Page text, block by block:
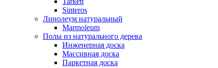
Sinteros
Линолеум натуральный
Marmoleum
Полы из натурального дерева
Инженерная доска
Массивная доска
Паркетная доска